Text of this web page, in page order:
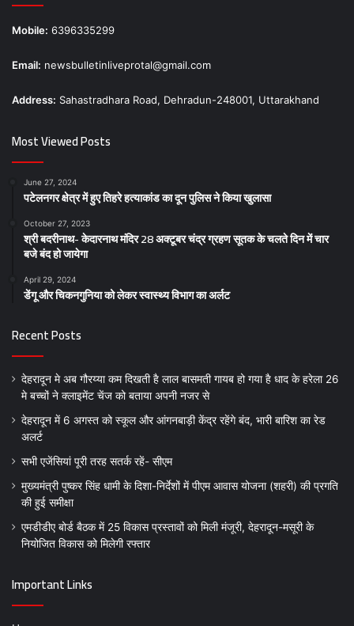
Mobile: 6396335299
Email: newsbulletinliveprotal@gmail.com
Address: Sahastradhara Road, Dehradun-248001, Uttarakhand
Most Viewed Posts
June 27, 2024
पटेलनगर क्षेत्र में हुए तिहरे हत्याकांड का दून पुलिस ने किया खुलासा
October 27, 2023
श्री बदरीनाथ- केदारनाथ मंदिर 28 अक्टूबर चंद्र ग्रहण सूतक के चलते दिन में चार
बजे बंद हो जायेगा
April 29, 2024
डेंगू और चिकनगुनिया को लेकर स्वास्थ्य विभाग का अर्लट
Recent Posts
देहरादून मे अब गौरय्या कम दिखती है लाल बासमती गायब हो गया है धाद के हरेला 26
मे बच्चों ने क्लाइमेंट चेंज को बताया अपनी नजर से
देहरादून में 6 अगस्त को स्कूल और आंगनबाड़ी केंद्र रहेंगे बंद, भारी बारिश का रेड
अलर्ट
सभी एजेंसियां पूरी तरह सतर्क रहें- सीएम
मुख्यमंत्री पुष्कर सिंह धामी के दिशा-निर्देशों में पीएम आवास योजना (शहरी) की प्रगति
की हुई समीक्षा
एमडीडीए बोर्ड बैठक में 25 विकास प्रस्तावों को मिली मंजूरी, देहरादून-मसूरी के
नियोजित विकास को मिलेगी रफ्तार
Important Links